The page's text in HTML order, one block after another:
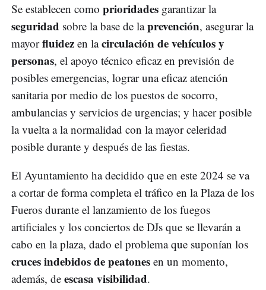
Se establecen como prioridades garantizar la
seguridad sobre la base de laprevención, asegurar la
mayorfluidez en lacirculación de vehículos y
personas, el apoyo técnico eficaz en previsión de
posibles emergencias, lograr una eficaz atención
sanitaria por medio de los puestos de socorro,
ambulancias y servicios de urgencias; y hacer posible
la vuelta a la normalidad con la mayor celeridad
posible durante y después de las fiestas.
El Ayuntamiento ha decidido que en este 2024 se va
a cortar de forma completa el tráfico en la Plaza de los
Fueros durante el lanzamiento de los fuegos
artificiales y los conciertos de DJs que se llevarán a
cabo en la plaza, dado el problema que suponían los
cruces indebidos de peatones en un momento,
además, de escasa visibilidad.